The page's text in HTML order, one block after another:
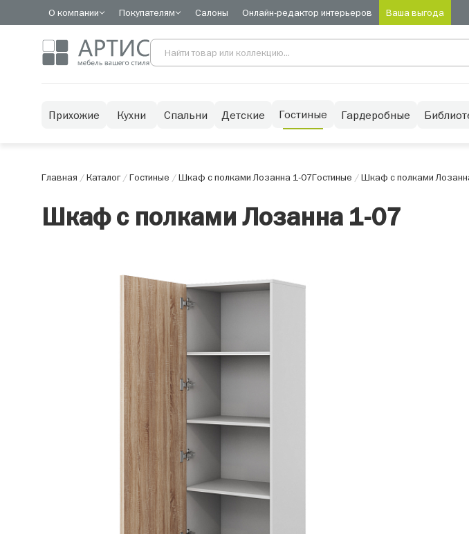
О компании Покупателям Салоны Онлайн-редактор интерьеров Ваша выгода
Прихожие Кухни Спальни Детские Гостиные Гардеробные
Главная /Каталог/Гостиные /Шкаф с полками Лозанна 1-07Гостиные /Шкаф с полками
Шкаф с полками Лозанна 1-07